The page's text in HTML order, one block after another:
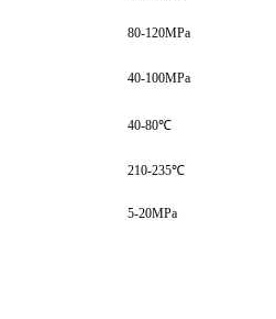
80-120MPa
40-100MPa
40-80℃
210-235℃
5-20MPa